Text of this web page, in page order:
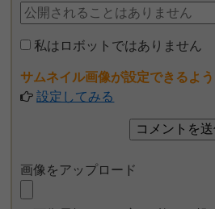
私はロボットではありません
サムネイル画像が設定できるよ
設定してみる
画像をアップロード